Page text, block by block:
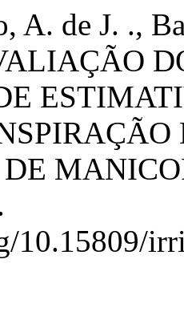
A. de J. .,
10.15809/